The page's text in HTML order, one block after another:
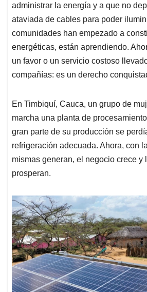
administrar la energía y a que no
ataviada de cables para poder
comunidades han empezado a
energéticas, están aprendiendo.
un favor o un servicio costoso
compañías: es un derecho
En Timbiquí, Cauca, un grupo de
marcha una planta de
gran parte de su producción se
refrigeración adecuada. Ahora, con
mismas generan, el negocio crece y
prosperan.